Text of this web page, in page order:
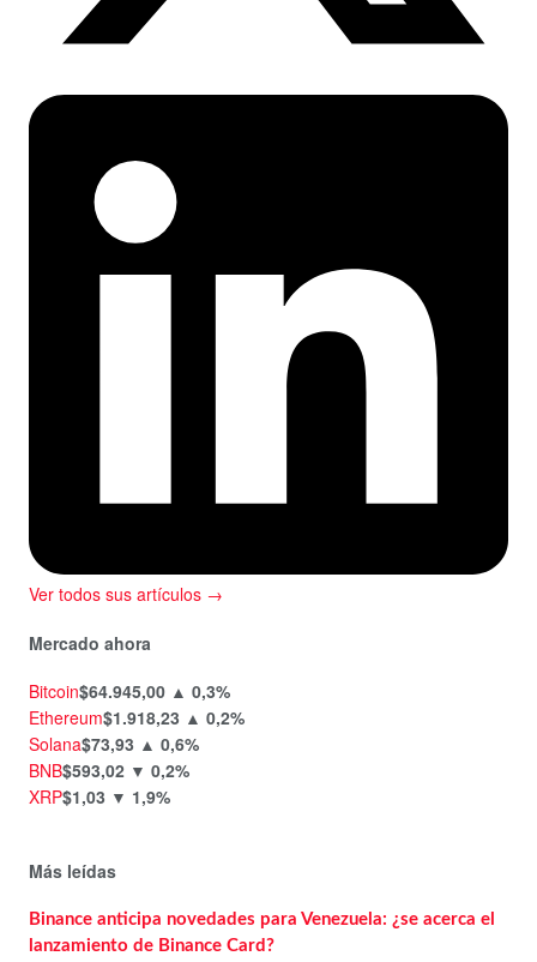
Ver todos sus artículos →
Mercado ahora
Bitcoin$64.945,00 ▲ 0,3%
Ethereum$1.918,23 ▲ 0,2%
Solana$73,93 ▲ 0,6%
BNB$593,02 ▼ 0,2%
XRP$1,03 ▼ 1,9%
Más leídas
Binance anticipa novedades para Venezuela: ¿se acerca el
lanzamiento de Binance Card?